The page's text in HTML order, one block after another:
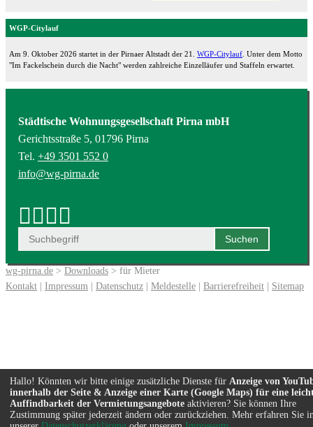
WGP-Citylauf
Am 9. Oktober 2026 startet in der Pirnaer Altstadt der 21. WGP-Citylauf . Unter dem Motto
"Im Fackelschein durch die Nacht" werden zahlreiche Einzelläufer und Staffeln erwartet.
Städtische Wohnungsgesellschaft Pirna mbH
Gerichtsstraße 5, 01796 Pirna
Tel. +49 3501 552 0
info@wg-pirna.de
wg-pirna.de > Downloads > für Mieter
Kontakt | Impressum | Datenschutz | Meldestelle | Barrierefreiheit | Sitemap
Hallo! Könnten wir bitte einige zusätzliche Dienste für Anzeige von
innerhalb der Seite & Anzeige einer Karte (Google Maps) für eine
Auffindbarkeit der Vermietungsangebote aktivieren? Sie können Ihre
Zustimmung später jederzeit ändern oder zurückziehen. Mehr erfahren Sie